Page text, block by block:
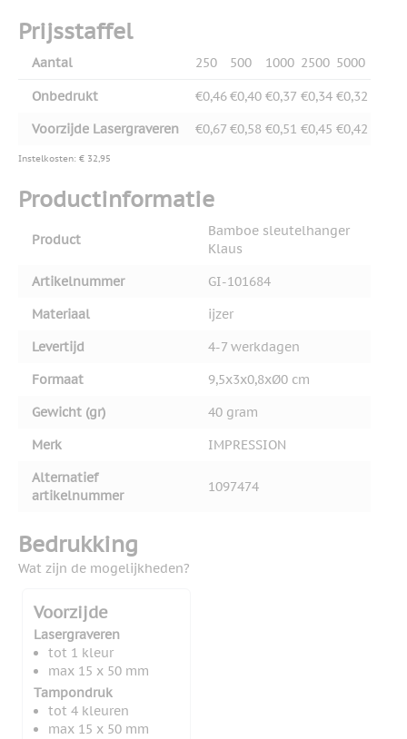
Prijsstaffel
Aantal 250 500 1000 2500 5000
Onbedrukt €0,46€0,40 €0,37 €0,34 €0,32
Voorzijde Lasergraveren
€0,67 €0,58 €0,51 €0,45 €0,42
Instelkosten: € 32,95
Productinformatie
Product
Bamboe sleutelhanger
Klaus
Artikelnummer
GI-101684
Materiaal
ijzer
Levertijd
4-7 werkdagen
Formaat
9,5x3x0,8xØ0 cm
Gewicht (gr)
40 gram
Merk
IMPRESSION
Alternatief
artikelnummer
1097474
Bedrukking
Wat zijn de mogelijkheden?
Voorzijde
Lasergraveren
tot 1 kleur
max 15 x 50 mm
Tampondruk
tot 4 kleuren
max 15 x 50 mm